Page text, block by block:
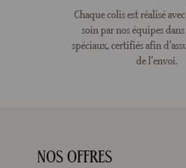
Chaque colis est réalisé
soin par nos équipes
spéciaux, certifiés afin
de l’envoi.
NOS OFFRES